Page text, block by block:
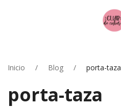
Inicio Blog porta-taza
porta-taza